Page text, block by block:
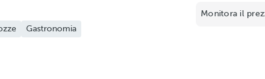
Monitora il
Gastronomia